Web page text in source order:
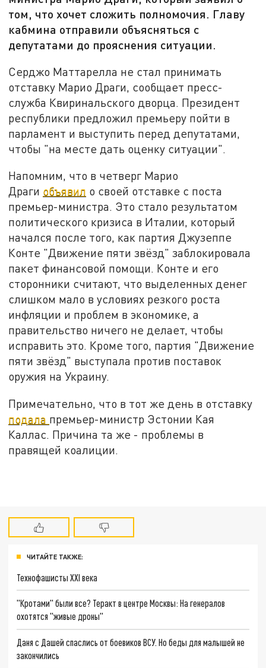
том, что хочет сложить полномочия. Главу
кабмина отправили объясняться с
депутатами до прояснения ситуации.
Серджо Маттарелла не стал принимать
отставку Марио Драги, сообщает пресс-
служба Квиринальского дворца. Президент
республики предложил премьеру пойти в
парламент и выступить перед депутатами,
чтобы "на месте дать оценку ситуации".
Напомним, что в четверг Марио
Драги объявил о своей отставке с поста
премьер-министра. Это стало результатом
политического кризиса в Италии, который
начался после того, как партия Джузеппе
Конте "Движение пяти звёзд" заблокировала
пакет финансовой помощи. Конте и его
сторонники считают, что выделенных денег
слишком мало в условиях резкого роста
инфляции и проблем в экономике, а
правительство ничего не делает, чтобы
исправить это. Кроме того, партия "Движение
пяти звёзд" выступала против поставок
оружия на Украину.
Примечательно, что в тот же день в отставку
подала премьер-министр Эстонии Кая
Каллас. Причина та же - проблемы в
правящей коалиции.
ЧИТАЙТЕ ТАКЖЕ:
Технофашисты XXI века
"Кротами" были все? Теракт в центре Москвы: На генералов
охотятся "живые дроны"
Даня с Дашей спаслись от боевиков ВСУ. Но беды для малышей не
закончились